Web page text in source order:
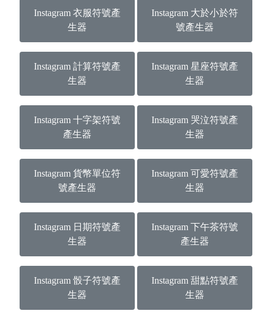
Instagram 衣服符號產
生器
Instagram 大於小於符
號產生器
Instagram 計算符號產
生器
Instagram 星座符號產
生器
Instagram 十字架符號
產生器
Instagram 哭泣符號產
生器
Instagram 貨幣單位符
號產生器
Instagram 可愛符號產
生器
Instagram 日期符號產
生器
Instagram 下午茶符號
產生器
Instagram 骰子符號產
生器
Instagram 甜點符號產
生器